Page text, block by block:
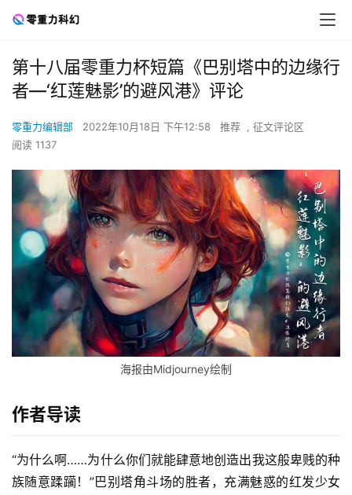
第十八届零重力杯短篇《巴别塔中的边缘行
者—‘红莲魅影’的避风港》评论
零重力编辑部 2022年10月18日 下午12:58 推荐 , 征文评论区
阅读 1137
海报由Midjourney绘制
作者导读
“为什么啊……为什么你们就能肆意地创造出我这般卑贱的种
族随意蹂躏！”巴别塔角斗场的胜者，充满魅惑的红发少女